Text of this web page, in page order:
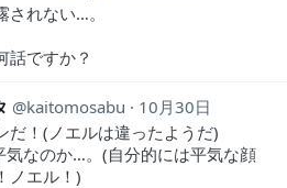
されない…。
話ですか？
kaitomosabu
10月30日
だ！(ノエルは違ったようだ)
気なのか…。(自分的には平気な顔
ノエル！)